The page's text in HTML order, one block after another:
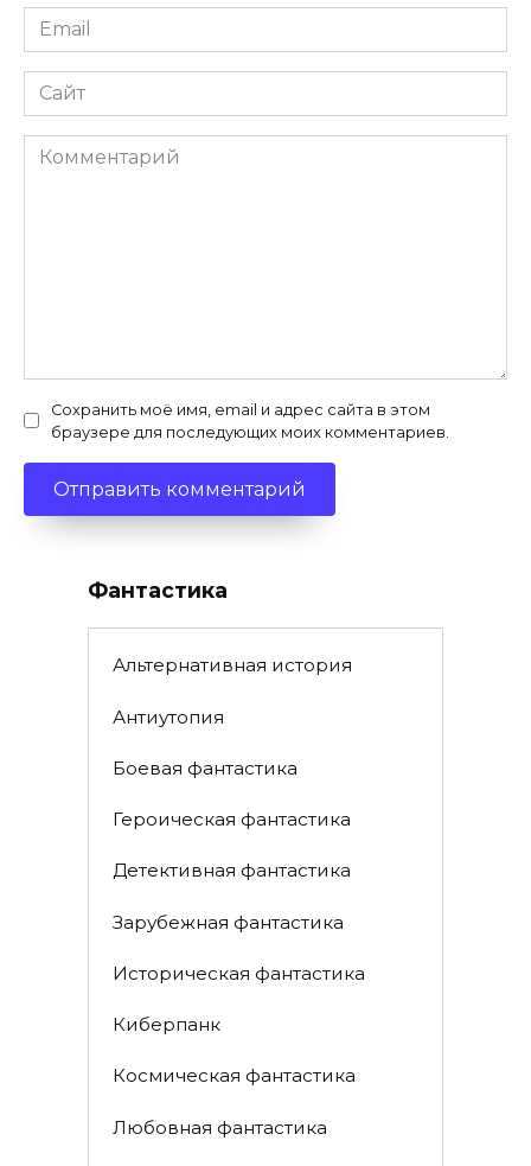
Email
*
Сайт
Комментарий
Сохранить моё имя, email и адрес сайта в этом
браузере для последующих моих комментариев.
Фантастика
Альтернативная история
Антиутопия
Боевая фантастика
Героическая фантастика
Детективная фантастика
Зарубежная фантастика
Историческая фантастика
Киберпанк
Космическая фантастика
Любовная фантастика